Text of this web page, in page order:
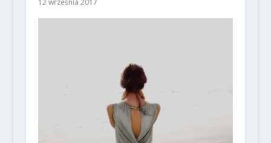
12 września 2017